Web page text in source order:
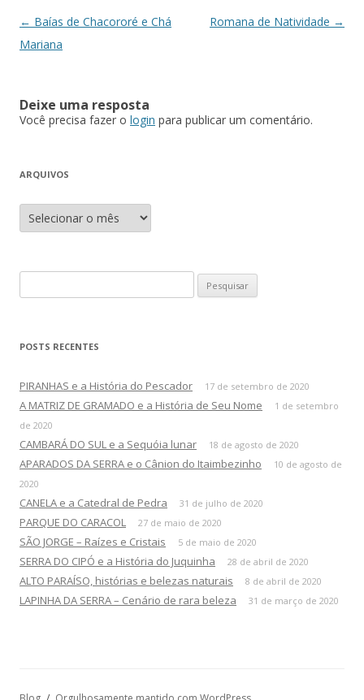
Navegação
de
← Baías de Chacororé e Chá
Mariana
Romana de Natividade →
Deixe uma resposta
Você precisa fazer o login para publicar um comentário.
ARQUIVOS
A
q
o
e
POSTS RECENTES
PIRANHAS e a História do Pescador 17 de setembro de 2020
A MATRIZ DE GRAMADO e a História de Seu Nome
1 de setembro
de 2020
CAMBARÁ DO SUL e a Sequóia lunar 18 de agosto de 2020
APARADOS DA SERRA e o Cânion do Itaimbezinho
10 de agosto de
2020
CANELA e a Catedral de Pedra 31 de julho de 2020
PARQUE DO CARACOL 27 de maio de 2020
SÃO JORGE – Raízes e Cristais 5 de maio de 2020
SERRA DO CIPÓ e a História do Juquinha 28 de abril de 2020
ALTO PARAÍSO, histórias e belezas naturais 8 de abril de 2020
LAPINHA DA SERRA – Cenário de rara beleza 31 de março de 2020